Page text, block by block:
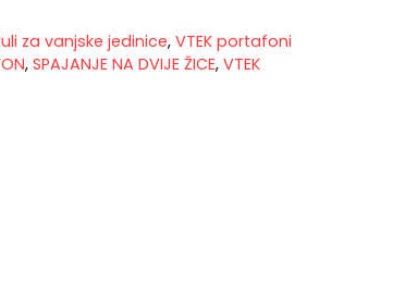
za vanjske jedinice, VTEK portafoni
, SPAJANJE NA DVIJE ŽICE, VTEK